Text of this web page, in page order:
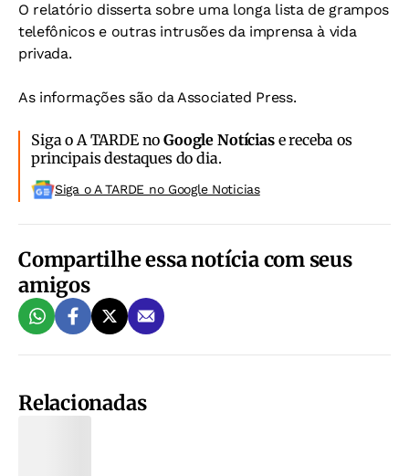
O relatório disserta sobre uma longa lista de grampos
telefônicos e outras intrusões da imprensa à vida
privada.
As informações são da Associated Press.
Siga o A TARDE noGoogle Notíciase receba os
principais destaques do dia.
Siga o A TARDE no Google Noticias
Compartilhe essa notícia com seus
amigos
Relacionadas